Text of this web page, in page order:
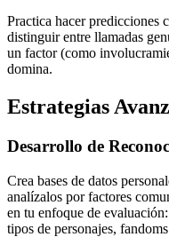
Practica hacer predicciones
distinguir entre llamadas
un factor (como
domina.
Estrategias
Desarrollo de
Crea bases de datos
analízalos por factores
en tu enfoque de
tipos de personajes,